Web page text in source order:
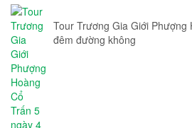
Tour Trương Gia Giới Phượng
đêm đường không